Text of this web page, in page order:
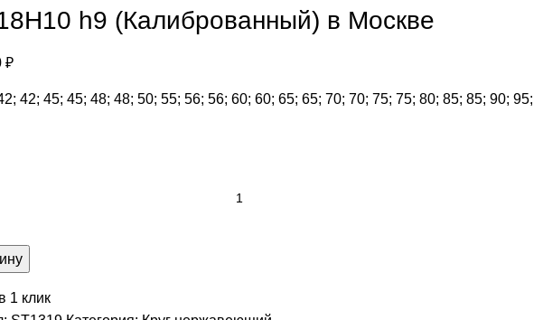
h9 (Калиброванный) в Москве
₽
42; 45; 45; 48; 48; 50; 55; 56; 56; 60; 60; 65; 65; 70; 70; 75; 75; 80; 85; 85; 90; 95;
1 клик